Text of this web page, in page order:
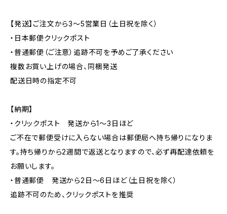
【発送】ご注文から3〜5営業日（土日祝を除く）
・日本郵便クリックポスト
・普通郵便（ご注意）追跡不可を予めご了承ください
複数お買い上げの場合、同梱発送
配送日時の指定不可
【納期】
・クリックポスト 発送から1〜3日ほど
ご不在で郵便受けに入らない場合は郵便局へ持ち帰りになりま
す。持ち帰りから2週間で返送となりますので、必ず再配達依頼を
お願いします。
・普通郵便 発送から2日〜6日ほど（土日祝を除く）
追跡不可のため、クリックポストを推奨